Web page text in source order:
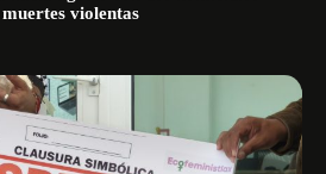
violentas